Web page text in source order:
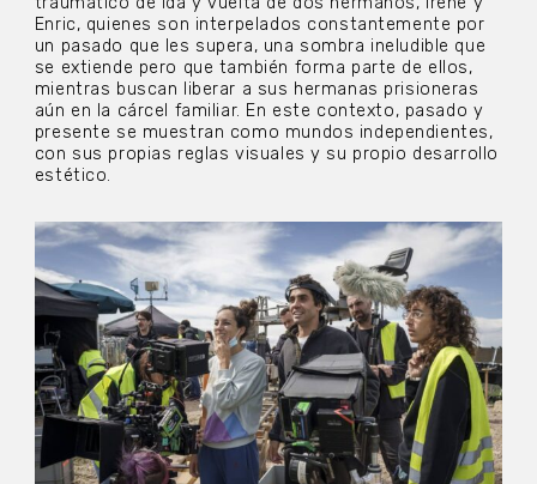
Enric, quienes son interpelados constantemente por
un pasado que les supera, una sombra ineludible que
se extiende pero que también forma parte de ellos,
mientras buscan liberar a sus hermanas prisioneras
aún en la cárcel familiar. En este contexto, pasado y
presente se muestran como mundos independientes,
con sus propias reglas visuales y su propio desarrollo
estético.